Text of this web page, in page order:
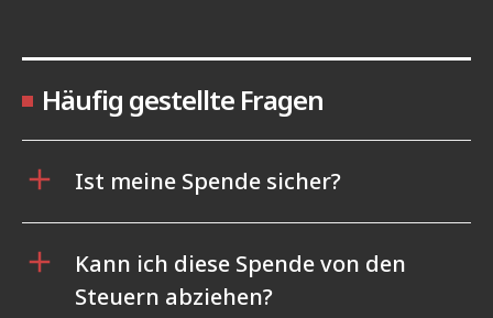
Häufig gestellte Fragen
Ist meine Spende sicher?
Kann ich diese Spende von den
Steuern abziehen?